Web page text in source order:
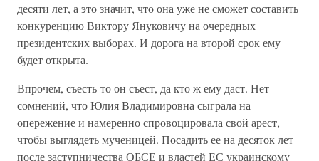
десяти лет, а это значит, что она уже не сможет составить
конкуренцию Виктору Януковичу на очередных
президентских выборах. И дорога на второй срок ему
будет открыта.
Впрочем, съесть-то он съест, да кто ж ему даст. Нет
сомнений, что Юлия Владимировна сыграла на
опережение и намеренно спровоцировала свой арест,
чтобы выглядеть мученицей. Посадить ее на десяток лет
после заступничества ОБСЕ и властей ЕС украинскому